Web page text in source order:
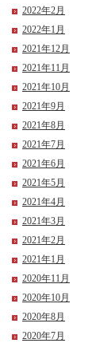
2022年2月
2022年1月
2021年12月
2021年11月
2021年10月
2021年9月
2021年8月
2021年7月
2021年6月
2021年5月
2021年4月
2021年3月
2021年2月
2021年1月
2020年11月
2020年10月
2020年8月
2020年7月